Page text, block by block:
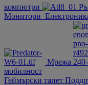
компютри
Монитори
Мрежа
мобилност
Геймърски тапет